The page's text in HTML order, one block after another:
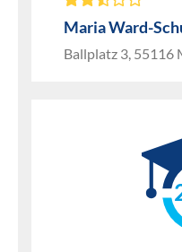
Maria Ward-
Ballplatz 3, 55116